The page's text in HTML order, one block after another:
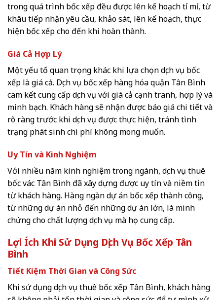
trong quá trình bốc xếp đều được lên kế hoạch tỉ mỉ, từ
khâu tiếp nhận yêu cầu, khảo sát, lên kế hoạch, thực
hiện bốc xếp cho đến khi hoàn thành.
Giá Cả Hợp Lý
Một yếu tố quan trọng khác khi lựa chọn dịch vụ bốc
xếp là giá cả. Dịch vụ bốc xếp hàng hóa quận Tân Bình
cam kết cung cấp dịch vụ với giá cả cạnh tranh, hợp lý và
minh bạch. Khách hàng sẽ nhận được báo giá chi tiết và
rõ ràng trước khi dịch vụ được thực hiện, tránh tình
trạng phát sinh chi phí không mong muốn.
Uy Tín và Kinh Nghiệm
Với nhiều năm kinh nghiệm trong ngành, dịch vụ thuê
bốc vác Tân Bình đã xây dựng được uy tín và niềm tin
từ khách hàng. Hàng ngàn dự án bốc xếp thành công,
từ những dự án nhỏ đến những dự án lớn, là minh
chứng cho chất lượng dịch vụ mà họ cung cấp.
Lợi Ích Khi Sử Dụng Dịch Vụ Bốc Xếp Tân
Bình
Tiết Kiệm Thời Gian và Công Sức
Khi sử dụng dịch vụ thuê bốc xếp Tân Bình, khách hàng